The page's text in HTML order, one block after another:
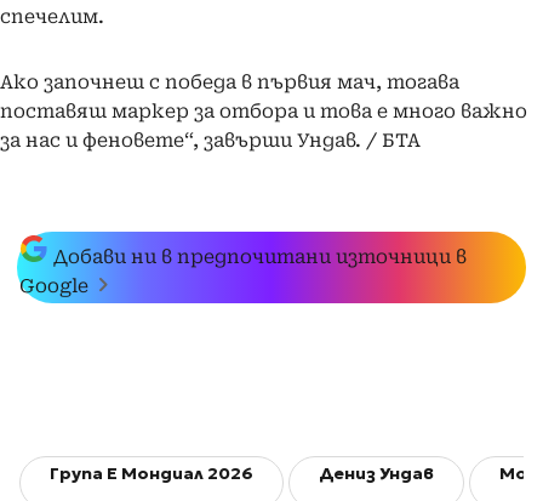
спечелим.
Ако започнеш с победа в първия мач, тогава
поставяш маркер за отбора и това е много важно
за нас и феновете“, завърши Ундав. / БТА
Добави ни в предпочитани източници в
Google
Група E Мондиал 2026 Дениз Ундав